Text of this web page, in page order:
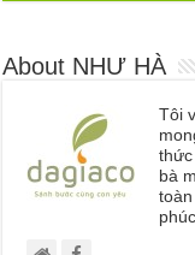
About NHƯ HÀ
Tôi
bà